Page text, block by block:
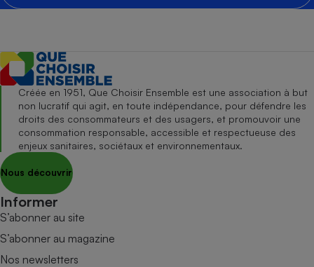
Créée en 1951, Que Choisir Ensemble est une association à but
non lucratif qui agit, en toute indépendance, pour défendre les
droits des consommateurs et des usagers, et promouvoir une
consommation responsable, accessible et respectueuse des
enjeux sanitaires, sociétaux et environnementaux.
Nous découvrir
Informer
S’abonner au site
S’abonner au magazine
Nos newsletters